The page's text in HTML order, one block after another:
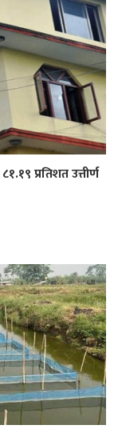
प्रतिशत उत्तीर्ण